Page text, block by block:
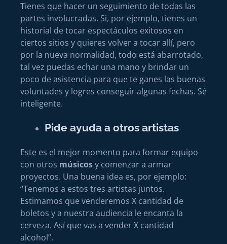
Tienes que hacer un seguimiento de todas las
partes involucradas. Si, por ejemplo, tienes un
historial de tocar espectáculos exitosos en
ciertos sitios y quieres volver a tocar allí, pero
por la nueva normalidad, todo está abarrotado,
tal vez puedas echar una mano y brindar un
poco de asistencia para que te ganes las buenas
voluntades y logres conseguir algunas fechas. Sé
inteligente.
Pide ayuda a otros artistas
Este es el mejor momento para formar equipo
con otros músicosy comenzar a armar
proyectos. Una buena idea es, por ejemplo:
“Tenemos a estos tres artistas juntos.
Estimamos que venderemos X cantidad de
boletos y a nuestra audiencia le encanta la
cerveza. Así que vas a vender X cantidad
alcohol”.